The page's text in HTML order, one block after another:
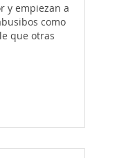
y empiezan a
como
que otras